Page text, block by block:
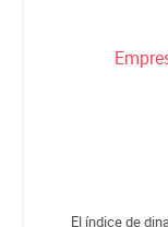
El índice de